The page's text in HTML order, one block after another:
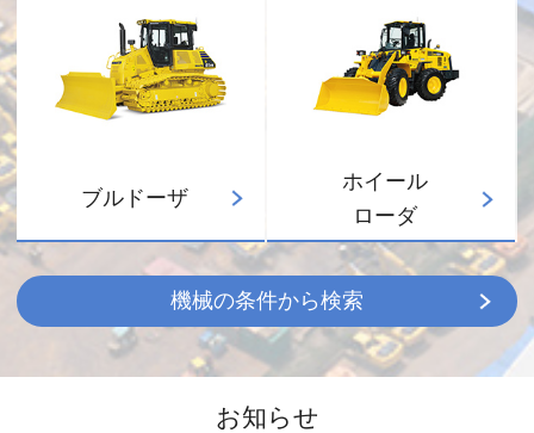
ブルドーザ
ホイール
ローダ
機械の条件から検索
お知らせ